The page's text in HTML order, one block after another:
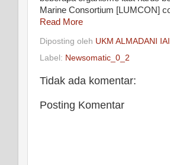
Marine Consortium [LUMCON]
Read More
Diposting oleh UKM ALMADANI
Label: Newsomatic_0_2
Tidak ada komentar:
Posting Komentar